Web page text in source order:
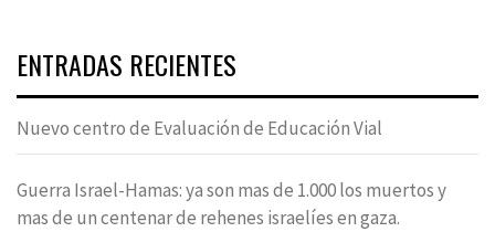
ENTRADAS RECIENTES
Nuevo centro de Evaluación de Educación Vial
Guerra Israel-Hamas: ya son mas de 1.000 los muertos y
mas de un centenar de rehenes israelíes en gaza.